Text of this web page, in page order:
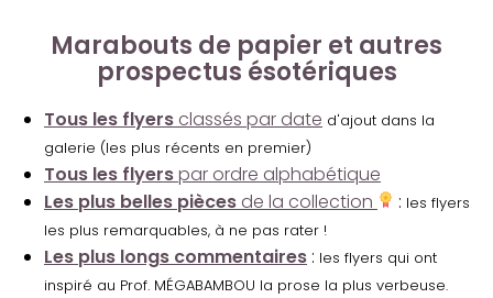
Marabouts de papier et autres
prospectus ésotériques
Tous les flyers classés par date d'ajout dans la
galerie (les plus récents en premier)
Tous les flyerspar ordre alphabétique
Les plus belles pièces de la collection : les flyers
les plus remarquables, à ne pas rater !
Les plus longs commentaires : les flyers qui ont
inspiré au Prof. MÉGABAMBOU la prose la plus verbeuse.